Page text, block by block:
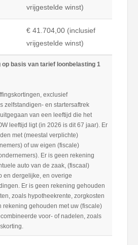
vrijgestelde winst)
€ 41.704,00 (inclusief
vrijgestelde winst)
basis van tarief loonbelasting 1
exclusief
zelfstandigen- en startersaftrek
van een leeftijd die het
leeftijd ligt (in 2026 is dit 67 jaar). Er
met (meestal verplichte)
of uw eigen (fiscale)
Er is geen rekening
auto van de zaak, (fiscaal)
en dergelijke, en overige
Er is geen rekening gehouden
zoals hypotheekrente, zorgkosten
rekening gehouden met uw (fiscale)
voor- of nadelen, zoals